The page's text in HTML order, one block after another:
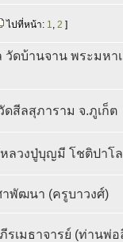
ไปที่หน้า: 1, 2 ]
ดบ้านจาน พระมหาเ
สีลสุภาราม จ.ภูเก็ต
ลวงปู่บุญมี โชติปาโ
พัฒนา (ครูบาวงศ์)
เมธาจารย์ (ท่านพ่